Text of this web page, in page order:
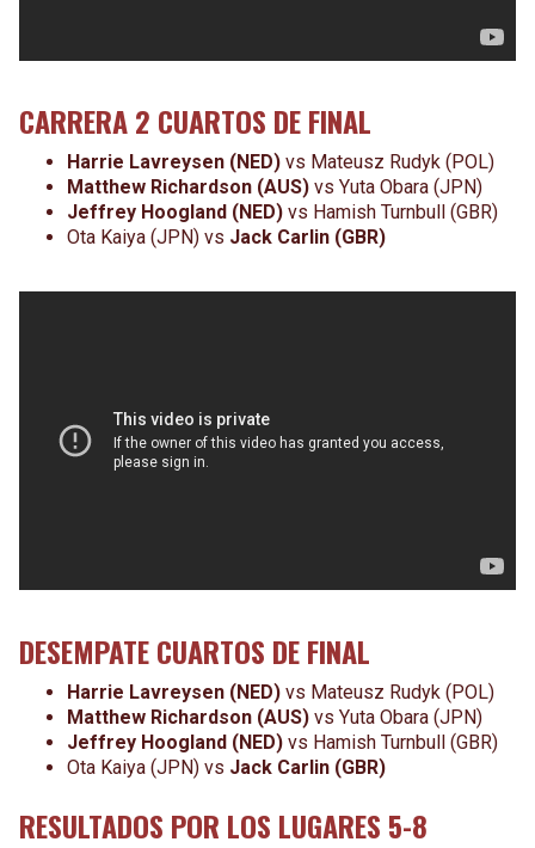
CARRERA 2 CUARTOS DE FINAL
Harrie Lavreysen (NED) vs Mateusz Rudyk (POL)
Matthew Richardson (AUS) vs Yuta Obara (JPN)
Jeffrey Hoogland (NED) vs Hamish Turnbull (GBR)
Ota Kaiya (JPN) vs Jack Carlin (GBR)
DESEMPATE CUARTOS DE FINAL
Harrie Lavreysen (NED) vs Mateusz Rudyk (POL)
Matthew Richardson (AUS) vs Yuta Obara (JPN)
Jeffrey Hoogland (NED) vs Hamish Turnbull (GBR)
Ota Kaiya (JPN) vs Jack Carlin (GBR)
RESULTADOS POR LOS LUGARES 5-8